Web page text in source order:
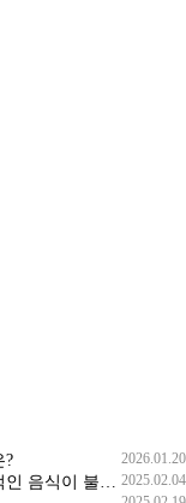
2026.01.20
?
2025.02.04
풍의 참혹한 현실